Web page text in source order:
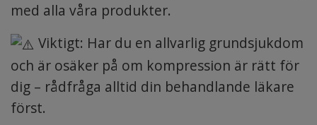
med alla våra produkter.
Viktigt: Har du en allvarlig grundsjukdom
och är osäker på om kompression är rätt för
dig – rådfråga alltid din behandlande läkare
först.